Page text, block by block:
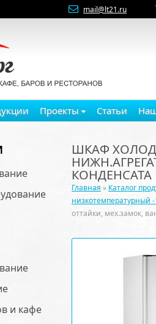
mail@lt21.ru
Проекты Статьи
и кафе
ШКАФ
КОНДЕНСАТА
Главная » Каталог
низкотемпературный -
оттайки, мех.замок,